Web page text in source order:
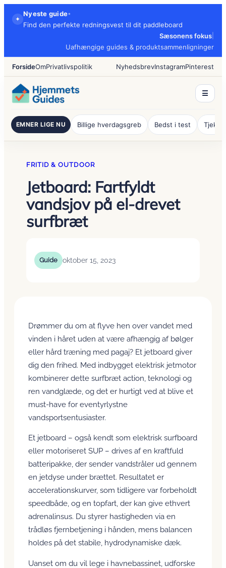
Spring
✦
Nyeste guide•
Find den perfekte redningsvest til dit paddleboard
Sæsonens fokus
Uafhængige guides & produktsammenligninger
ForsideOmPrivatlivspolitik NyhedsbrevInstagramPinterest
☰
EMNER LIGE NU Billige hverdagsgreb Bedst i test
FRITID & OUTDOOR
Jetboard: Fartfyldt
vandsjov på el-drevet
surfbræt
Guide oktober 15, 2023
Drømmer du om at flyve hen over vandet med
vinden i håret uden at være afhængig af bølger
eller hård træning med pagaj? Et jetboard giver
dig den frihed. Med indbygget elektrisk jetmotor
kombinerer dette surfbræt action, teknologi og
ren vandglæde, og det er hurtigt ved at blive et
must-have for eventyrlystne
vandsportsentusiaster.
Et jetboard – også kendt som elektrisk surfboard
eller motoriseret SUP – drives af en kraftfuld
batteripakke, der sender vandstråler ud gennem
en jetdyse under brættet. Resultatet er
accelerationskurver, som tidligere var forbeholdt
speedbåde, og en topfart, der kan give ethvert
adrenalinsus. Du styrer hastigheden via en
trådløs fjernbetjening i hånden, mens balancen
holdes på det stabile, hydrodynamiske dæk.
Uanset om du vil lege i havnebassinet, udforske